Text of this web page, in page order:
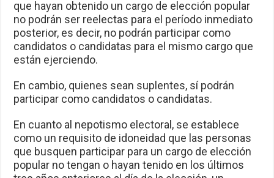
que hayan obtenido un cargo de elección popular
no podrán ser reelectas para el período inmediato
posterior, es decir, no podrán participar como
candidatos o candidatas para el mismo cargo que
están ejerciendo.
En cambio, quienes sean suplentes, sí podrán
participar como candidatos o candidatas.
En cuanto al nepotismo electoral, se establece
como un requisito de idoneidad que las personas
que busquen participar para un cargo de elección
popular no tengan o hayan tenido en los últimos